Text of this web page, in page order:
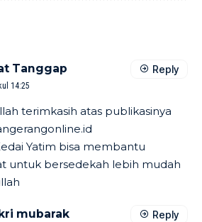
Tanggap
14:25
terimkasih atas publikasinya
Yatim bisa membantu
untuk bersedekah lebih mudah
Reply
mubarak Reply